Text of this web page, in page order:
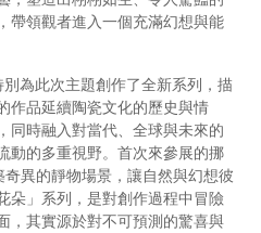
帶領觀者進入一個充滿幻想與能
為此次主題創作了全新系列，描
作品延續陶瓷文化的歷史與情
同時融入對當代、全球與未來的
動的多重視野。首次來參展的挪
異的靜物場景，讓自然與幻想彼
朵」系列，是對創作過程中冒險
其實源於對不可預測的驚喜與